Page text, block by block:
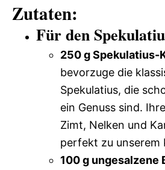
Zutaten:
Für den
250 g Spekulatius-
bevorzuge die
Spekulatius, die
ein Genuss sind.
Zimt, Nelken und
perfekt zu unserem
100 g ungesalzene